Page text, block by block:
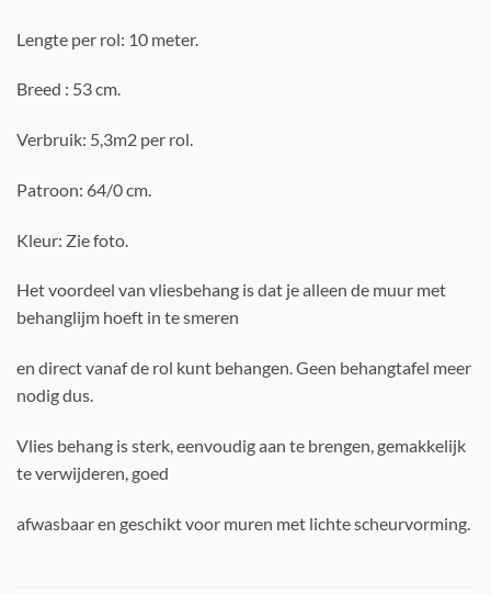
Lengte per rol: 10 meter.
Breed : 53 cm.
Verbruik: 5,3m2 per rol.
Patroon: 64/0 cm.
Kleur: Zie foto.
Het voordeel van vliesbehang is dat je alleen de muur met
behanglijm hoeft in te smeren
en direct vanaf de rol kunt behangen. Geen behangtafel meer
nodig dus.
Vlies behang is sterk, eenvoudig aan te brengen, gemakkelijk
te verwijderen, goed
afwasbaar en geschikt voor muren met lichte scheurvorming.